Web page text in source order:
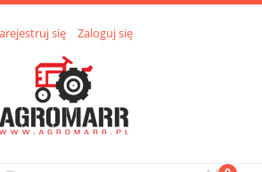
się Zaloguj się